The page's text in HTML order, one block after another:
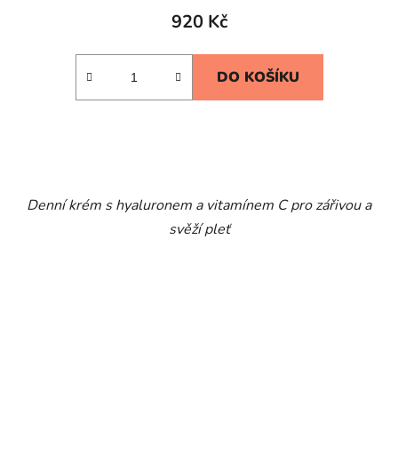
920 Kč
DO KOŠÍKU
Denní krém s hyaluronem a vitamínem C pro zářivou a
svěží pleť